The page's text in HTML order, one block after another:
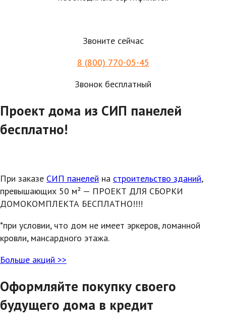
Звоните сейчас
8 (800) 770-05-45
Звонок бесплатный
Проект дома из СИП панелей
бесплатно!
При заказе СИП панелей на строительство зданий,
превышающих 50 м² — ПРОЕКТ ДЛЯ СБОРКИ
ДОМОКОМПЛЕКТА БЕСПЛАТНО!!!!
*при условии, что дом не имеет эркеров, ломанной
кровли, мансардного этажа.
Больше акций >>
Оформляйте покупку своего
будущего дома в кредит